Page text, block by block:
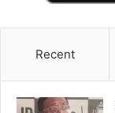
Recent